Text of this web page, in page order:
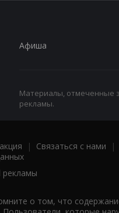
Афиша
Материалы, отмеченные
рекламы.
| Связаться с нами |
рекламы
о том, что